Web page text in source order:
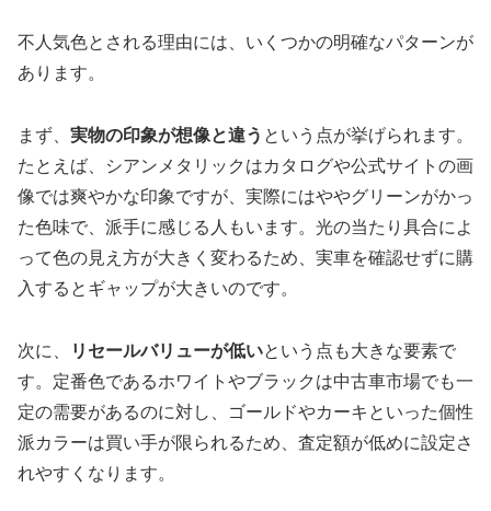
不人気色とされる理由には、いくつかの明確なパターンが
あります。
まず、 実物の印象が想像と違う という点が挙げられます。
たとえば、シアンメタリックはカタログや公式サイトの画
像では爽やかな印象ですが、実際にはややグリーンがかっ
た色味で、派手に感じる人もいます。光の当たり具合によ
って色の見え方が大きく変わるため、実車を確認せずに購
入するとギャップが大きいのです。
次に、 リセールバリューが低いという点も大きな要素で
す。定番色であるホワイトやブラックは中古車市場でも一
定の需要があるのに対し、ゴールドやカーキといった個性
派カラーは買い手が限られるため、査定額が低めに設定さ
れやすくなります。